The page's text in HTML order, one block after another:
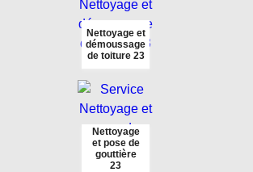
Nettoyage et
démoussage
de toiture 23
Nettoyage
et pose de
gouttière
23